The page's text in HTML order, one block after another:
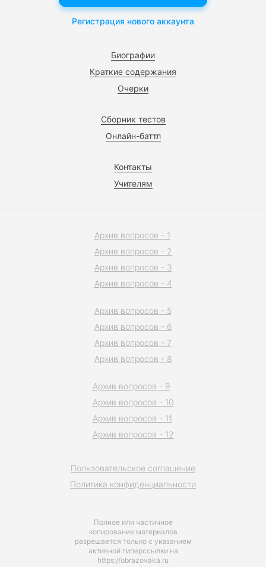
Биографии
Краткие содержания
Очерки
Сборник тестов
Онлайн-баттл
Контакты
Учителям
Регистрация нового аккаунта
Полное или частичное
копирование материалов
разрешается только с указанием
активной гиперссылки на
https://obrazovaka.ru
Пользовательское соглашение
Политика конфиденциальности
Архив вопросов - 1
Архив вопросов - 2
Архив вопросов - 3
Архив вопросов - 4
Архив вопросов - 5
Архив вопросов - 6
Архив вопросов - 7
Архив вопросов - 8
Архив вопросов - 9
Архив вопросов - 10
Архив вопросов - 11
Архив вопросов - 12